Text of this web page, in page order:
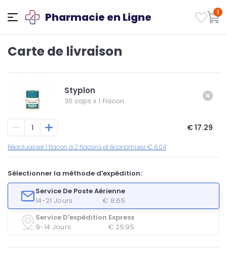
Pharmacie en Ligne 1
Carte de livraison
Styplon
30 caps x 1 Flacon
€ 17.29
Réactualiser 1 flacon à 2 flacons et économisez € 6.04
Sélectionner la méthode d'expédition:
Service De Poste Aérienne
14-21 Jours
€ 8.65
Service D'expédition Express
9-14 Jours
€ 25.95